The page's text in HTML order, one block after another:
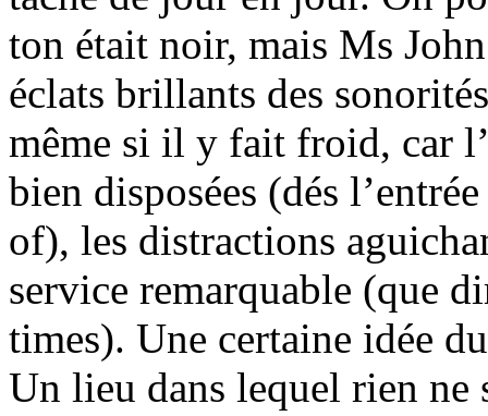
ton était noir, mais Ms
éclats brillants des
même si il y fait froid, car
bien disposées (dés
of), les distractions
service remarquable (que
times). Une certaine idée
Un lieu dans lequel rien ne